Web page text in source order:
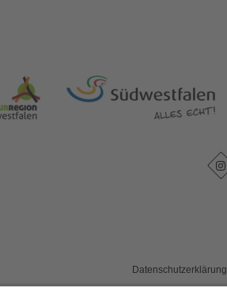
Datenschutzerklärung